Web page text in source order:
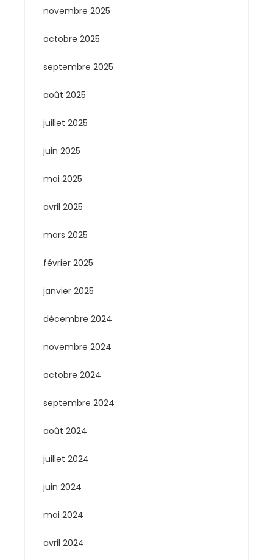
novembre 2025
octobre 2025
septembre 2025
août 2025
juillet 2025
juin 2025
mai 2025
avril 2025
mars 2025
février 2025
janvier 2025
décembre 2024
novembre 2024
octobre 2024
septembre 2024
août 2024
juillet 2024
juin 2024
mai 2024
avril 2024